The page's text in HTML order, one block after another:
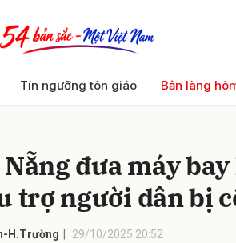
Tín ngưỡng tôn giáo Bản làng
đưa máy
trợ người dân bị
H.Trường 29/10/2025 20:52
Gửi bình luận